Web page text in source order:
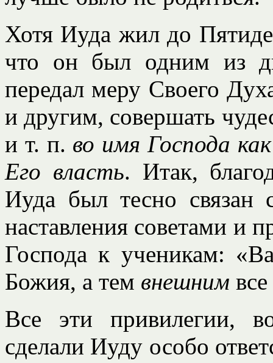
Хотя Иуда жил до
что он был одним из
передал меру Своего
и другим, совершать
и т. п. во имя Господа
Его власть. Итак,
Иуда был тесно
наставления советами и
Господа к ученикам:
Божия, а тем внешним
Все эти привилегии,
сделали Иуду особо